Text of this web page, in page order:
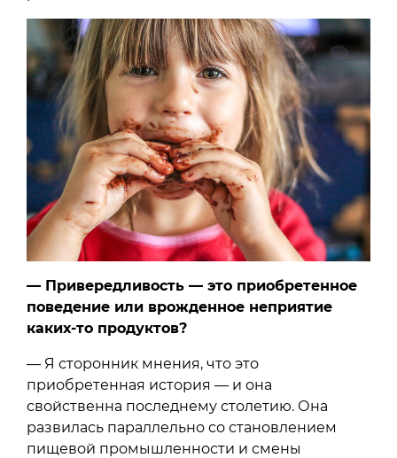
— Привередливость — это приобретенное
поведение или врожденное неприятие
каких-то продуктов?
— Я сторонник мнения, что это
приобретенная история — и она
свойственна последнему столетию. Она
развилась параллельно со становлением
пищевой промышленности и смены